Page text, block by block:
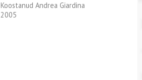
Koostanud Andrea Giardina
2005